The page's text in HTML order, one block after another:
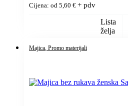
Cijena: od 5,60 € + pdv
Lista
želja
Majica , Promo materijali